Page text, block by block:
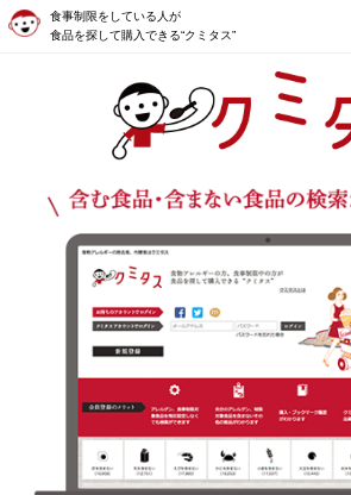
食事制限をしている人が
食品を探して購入できる“クミタス”